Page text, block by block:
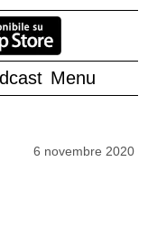
Menu
6 novembre 2020